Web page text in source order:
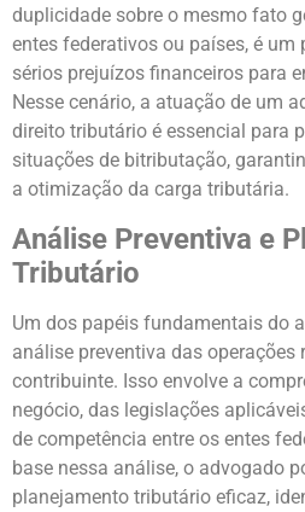
duplicidade sobre o mesmo fato
entes federativos ou países, é um
sérios prejuízos financeiros para
Nesse cenário, a atuação de um
direito tributário é essencial para
situações de bitributação,
a otimização da carga tributária.
Análise Preventiva e
Tributário
Um dos papéis fundamentais do
análise preventiva das operações
contribuinte. Isso envolve a
negócio, das legislações
de competência entre os entes
base nessa análise, o advogado
planejamento tributário eficaz,